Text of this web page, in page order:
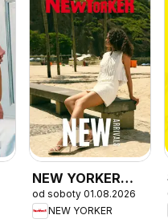
NEW YORKER
výpredaj
od soboty 01.08.2026
NEW YORKER